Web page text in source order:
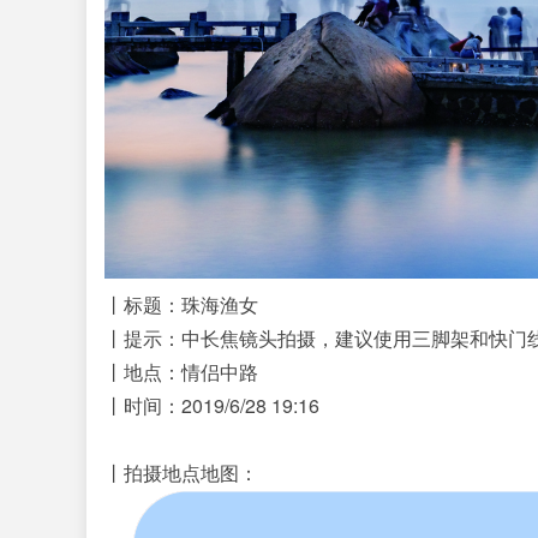
丨 标题：珠海渔女
丨提示：中长焦镜头拍摄，建议使用三脚架和快门
丨地点：情侣中路
丨时间：2019/6/28 19:16
丨拍摄地点地图：